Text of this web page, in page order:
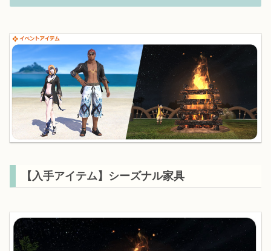
【入手アイテム】シーズナル家具